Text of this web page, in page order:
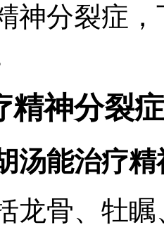
神分裂症
神分裂
能治疗精
骨、牡瞩